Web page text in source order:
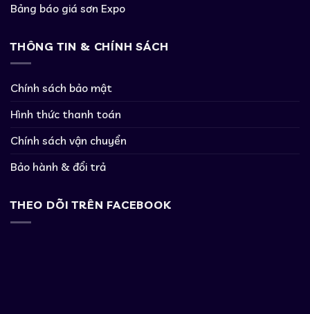
Bảng báo giá sơn Expo
THÔNG TIN & CHÍNH SÁCH
Chính sách bảo mật
Hình thức thanh toán
Chính sách vận chuyển
Bảo hành & đổi trả
THEO DÕI TRÊN FACEBOOK